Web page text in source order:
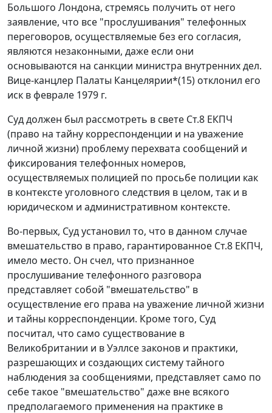
Большого Лондона, стремясь получить от него
заявление, что все "прослушивания" телефонных
переговоров, осуществляемые без его согласия,
являются незаконными, даже если они
основываются на санкции министра внутренних дел.
Вице-канцлер Палаты Канцелярии*(15) отклонил его
иск в феврале 1979 г.
Суд должен был рассмотреть в свете Ст.8 ЕКПЧ
(право на тайну корреспонденции и на уважение
личной жизни) проблему перехвата сообщений и
фиксирования телефонных номеров,
осуществляемых полицией по просьбе полиции как
в контексте уголовного следствия в целом, так и в
юридическом и административном контексте.
Во-первых, Суд установил то, что в данном случае
вмешательство в право, гарантированное Ст.8 ЕКПЧ,
имело место. Он счел, что признанное
прослушивание телефонного разговора
представляет собой "вмешательство" в
осуществление его права на уважение личной жизни
и тайны корреспонденции. Кроме того, Суд
посчитал, что само существование в
Великобритании и в Уэллсе законов и практики,
разрешающих и создающих систему тайного
наблюдения за сообщениями, представляет само по
себе такое "вмешательство" даже вне всякого
предполагаемого применения на практике в